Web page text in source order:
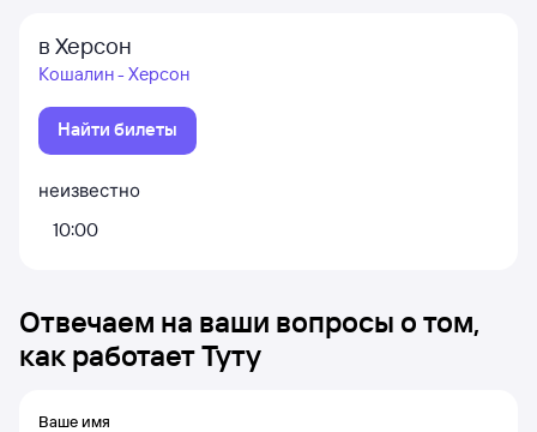
в Херсон
Кошалин - Херсон
Найти билеты
неизвестно
10:00
Отвечаем на ваши вопросы о том,
как работает Туту
Ваше имя